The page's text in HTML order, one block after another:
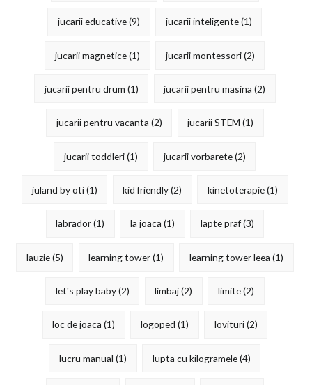
jucarii educative(9) jucarii inteligente(1)
jucarii magnetice(1) jucarii montessori(2)
jucarii pentru drum (1) jucarii pentru masina (2)
jucarii pentru vacanta (2) jucarii STEM (1)
jucarii toddleri(1) jucarii vorbarete(2)
juland by oti(1) kid friendly(2) kinetoterapie(1)
labrador(1) la joaca (1) lapte praf(3)
lauzie(5) learning tower(1) learning tower leea (1)
let's play baby(2) limbaj(2) limite(2)
loc de joaca (1) logoped (1) lovituri(2)
lucru manual (1) lupta cu kilogramele(4)